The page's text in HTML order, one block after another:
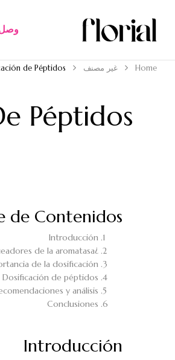
وصل
Home غير مصنف de Péptidos
Péptidos
de Contenidos
Introducción
¿Qué son los bloqueadores de la aromatasa?
de la dosificación
Dosificación de péptidos
y análisis
Conclusiones
Introducción